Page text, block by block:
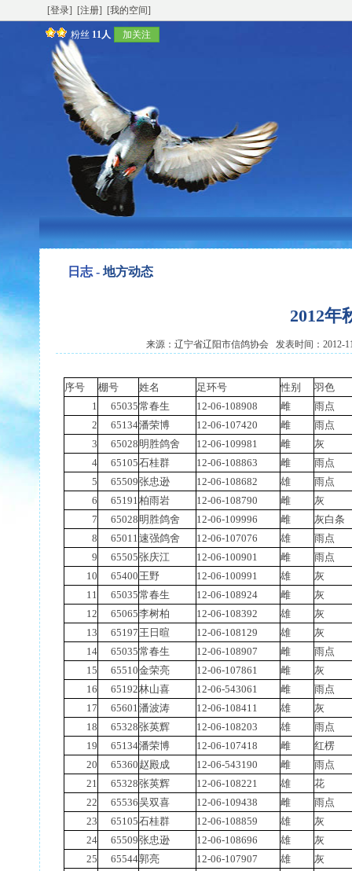
[登录] [注册] [我的空间]
粉丝 11人 加关注
日志 - 地方动态
2012年
来源：辽宁省辽阳市信鸽协会 发表时间：2012-
序号 棚号 姓名 足环号 性别
羽色
1
65035常春生 12-06-108908 雌
雨点
2
65134潘荣博 12-06-107420 雌
雨点
3
65028明胜鸽舍 12-06-109981 雌
灰
4
65105石桂群 12-06-108863 雌
雨点
5
65509张忠逊 12-06-108682 雄
雨点
6
65191柏雨岩 12-06-108790 雌
灰
7
65028明胜鸽舍 12-06-109996 雌
灰白条
8
65011速强鸽舍 12-06-107076 雄
雨点
9
65505张庆江 12-06-100901 雌
雨点
10
65400 王野 12-06-100991 雄
灰
11
65035常春生 12-06-108924 雌
灰
12
65065李树柏 12-06-108392 雄
灰
13
65197 王日暄 12-06-108129 雄
灰
14
65035常春生 12-06-108907 雌
雨点
15
65510金荣亮 12-06-107861 雌
灰
16
65192林山喜 12-06-543061 雌
雨点
17
65601潘波涛 12-06-108411 雄
灰
18
65328张英辉 12-06-108203 雄
雨点
19
65134潘荣博 12-06-107418 雌
红楞
20
65360 赵殿成 12-06-543190 雌
雨点
21
65328张英辉 12-06-108221 雄
花
22
65536吴双喜 12-06-109438 雌
雨点
23
65105石桂群 12-06-108859 雄
灰
24
65509张忠逊 12-06-108696 雄
灰
25
65544郭亮 12-06-107907 雄
灰